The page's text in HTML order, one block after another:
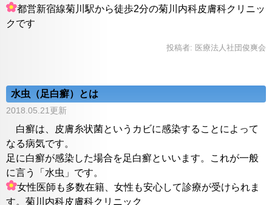
都営新宿線菊川駅から徒歩2分の菊川内科皮膚科クリニッ
クです
投稿者: 医療法人社団俊爽会
水虫（足白癬）とは
2018.05.21更新
白癬は、皮膚糸状菌というカビに感染することによって
なる病気です。
足に白癬が感染した場合を足白癬といいます。これが一般
に言う「水虫」です。
女性医師も多数在籍、女性も安心して診療が受けられま
す。菊川内科皮膚科クリニック